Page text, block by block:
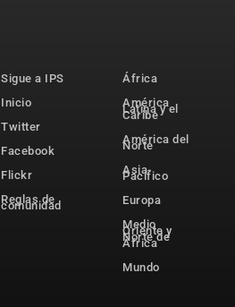
Sigue a IPS
Inicio
Twitter
Facebook
Flickr
Reglas de
comunidad
África
América
Latina y el
Caribe
América del
Norte
Asia-
Pacífico
Europa
Medio
Oriente y
Norte de
África
Mundo